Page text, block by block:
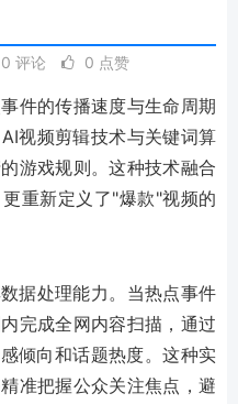
0 评论 0 点赞
件的传播速度与生命周期
视频剪辑技术与关键词算
游戏规则。这种技术融合
重新定义了"爆款"视频的
据处理能力。当热点事件
完成全网内容扫描，通过
倾向和话题热度。这种实
准把握公众关注焦点，避